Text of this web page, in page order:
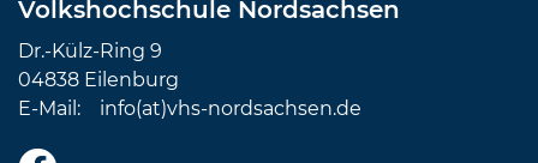
Volkshochschule Nordsachsen
Dr.-Külz-Ring 9
04838 Eilenburg
E-Mail: info(at)vhs-nordsachsen.de